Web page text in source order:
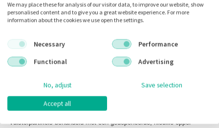
Inhoud:
Omschrijving
CLEARFIL MAJESTY™ POSTERIOR PLT
CLEARFIL MAJESTY™ Posterior is een lichtuithardend, nano-
supergevuld, radiopaak composiet voor restauraties in de premolaar-
en molaarstreek. Het bestaat uit nano- en micro-inorganische
vulstofpartikels behandeld met een gedeponeerde, nieuwe opper
We may place these for analysis of our visitor data, to improve our website, show
personalised content and to give you a great website experience. For more
information about the cookies we use open the settings.
Necessary
Performance
Functional
Advertising
No, adjust Save selection
Accept all